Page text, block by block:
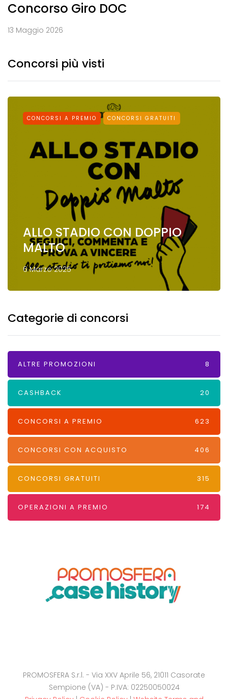
Concorso Giro DOC
13 Maggio 2026
Concorsi più visti
CONCORSI A PREMIO CONCORSI GRATUITI
ALLO STADIO CON DOPPIO
MALTO
6 Marzo 2025
Categorie di concorsi
ALTRE PROMOZIONI 8
CASHBACK 20
CONCORSI A PREMIO 623
CONCORSI CON ACQUISTO 406
CONCORSI GRATUITI 315
OPERAZIONI A PREMIO 174
PROMOSFERA S.r.l. - Via XXV Aprile 56, 21011 Casorate
Sempione (VA) - P.IVA: 02250050024